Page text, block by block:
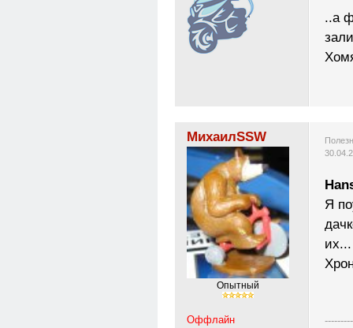
..а
МихаилSSW
Опытный
Оффлайн
Я
их...